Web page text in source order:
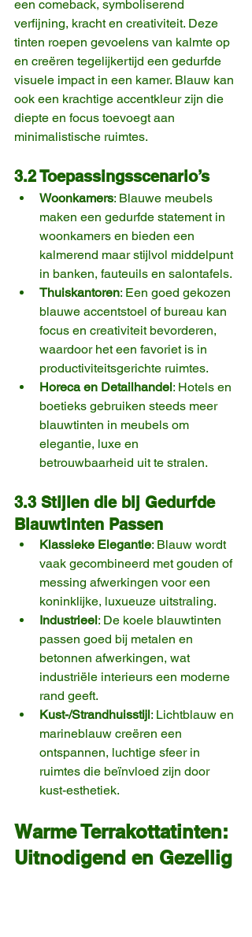
een comeback, symboliserend
verfijning, kracht en creativiteit. Deze
tinten roepen gevoelens van kalmte op
en creëren tegelijkertijd een gedurfde
visuele impact in een kamer. Blauw kan
ook een krachtige accentkleur zijn die
diepte en focus toevoegt aan
minimalistische ruimtes.
3.2 Toepassingsscenario’s
Woonkamers: Blauwe meubels
maken een gedurfde statement in
woonkamers en bieden een
kalmerend maar stijlvol middelpunt
in banken, fauteuils en salontafels.
Thuiskantoren: Een goed gekozen
blauwe accentstoel of bureau kan
focus en creativiteit bevorderen,
waardoor het een favoriet is in
productiviteitsgerichte ruimtes.
Horeca en Detailhandel: Hotels en
boetieks gebruiken steeds meer
blauwtinten in meubels om
elegantie, luxe en
betrouwbaarheid uit te stralen.
3.3 Stijlen die bij Gedurfde
Blauwtinten Passen
Klassieke Elegantie: Blauw wordt
vaak gecombineerd met gouden of
messing afwerkingen voor een
koninklijke, luxueuze uitstraling.
Industrieel: De koele blauwtinten
passen goed bij metalen en
betonnen afwerkingen, wat
industriële interieurs een moderne
rand geeft.
Kust-/Strandhuisstijl: Lichtblauw en
marineblauw creëren een
ontspannen, luchtige sfeer in
ruimtes die beïnvloed zijn door
kust-esthetiek.
Warme Terrakottatinten:
Uitnodigend en Gezellig